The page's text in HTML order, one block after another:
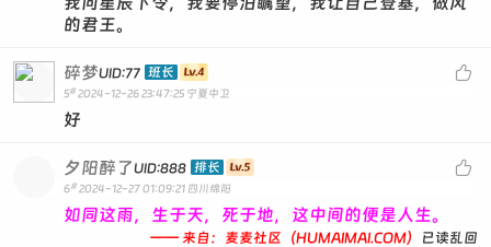
的君王。

碎梦UID:77 班长
5# 2024-12-26 23:47:25 宁夏中卫
好

夕阳醉了UID:888 排长
6# 2024-12-27 01:09:21 四川绵阳
如同这雨，生于天，死于地，这中间的便是人生。
—— 来自：麦麦社区（HUMAIMAI.COM） 已读乱回